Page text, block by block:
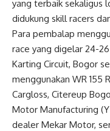
yang terbaik sekaligus
didukung skill racers
Para pembalap
race yang digelar 24-
Karting Circuit, Bogor
menggunakan WR 155
Cargloss, Citereup
Motor Manufacturing
dealer Mekar Motor,